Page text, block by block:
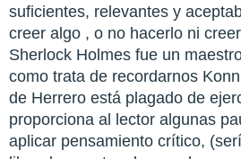
suficientes, relevantes y
creer algo , o no hacerlo ni
Sherlock Holmes fue un
como trata de recordarnos
de Herrero está plagado de
proporciona al lector algunas
aplicar pensamiento crítico,